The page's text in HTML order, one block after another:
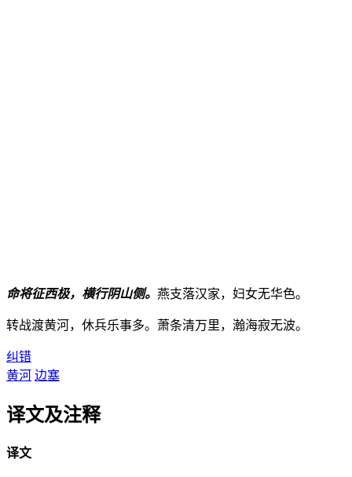
命将征西极，横行阴山侧。 燕支落汉家，妇女无华色。
转战渡黄河，休兵乐事多。萧条清万里，瀚海寂无波。
纠错
黄河 边塞
译文及注释
译文